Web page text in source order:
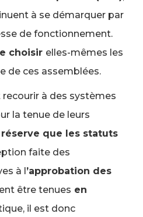
à se démarquer par
de fonctionnement.
choisir elles-mêmes les
de ces assemblées.
recourir à des systèmes
la tenue de leurs
réserve que les statuts
faite des
à l’approbation des
être tenues en
il est donc